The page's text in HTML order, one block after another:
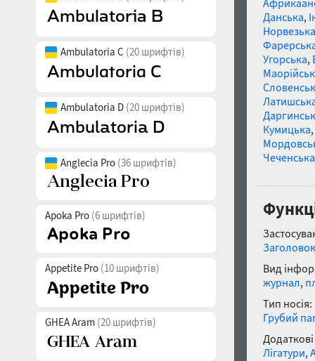
Ambulatoria C (20 шрифтів)
Ambulatoria D (20 шрифтів)
Anglecia Pro (36 шрифтів)
Apoka Pro (6 шрифтів)
Appetite Pro (10 шрифтів)
GHEA Aram (20 шрифтів)
Данська,
Норвезька
Угорська,
Кумицька,
Чеченська
Заголовок
Вид
журнал,
Тип носія:
Грубий
Лігатури,